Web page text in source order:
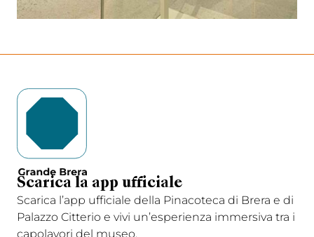
Scarica la app ufficiale
Scarica l’app ufficiale della Pinacoteca di Brera e di
Palazzo Citterio e vivi un’esperienza immersiva tra i
capolavori del museo.